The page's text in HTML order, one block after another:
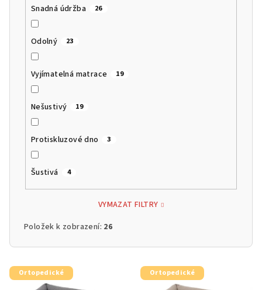
Snadná údržba 26
Odolný 23
Vyjímatelná matrace 19
Nešustivý 19
Protiskluzové dno 3
Šustivá 4
VYMAZAT FILTRY
Položek k zobrazení: 26
V
ý
Ortopedické Ortopedické